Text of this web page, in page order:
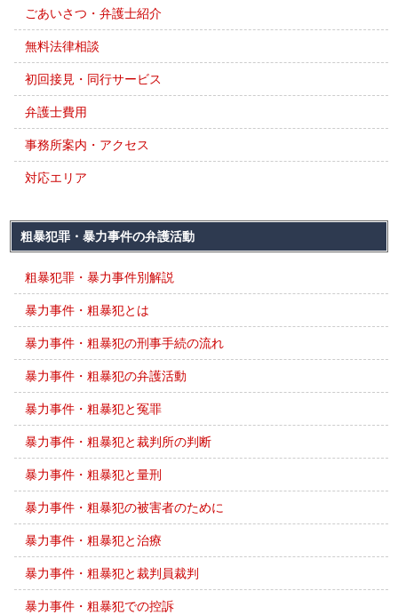
ごあいさつ・弁護士紹介
無料法律相談
初回接見・同行サービス
弁護士費用
事務所案内・アクセス
対応エリア
粗暴犯罪・暴力事件の弁護活動
粗暴犯罪・暴力事件別解説
暴力事件・粗暴犯とは
暴力事件・粗暴犯の刑事手続の流れ
暴力事件・粗暴犯の弁護活動
暴力事件・粗暴犯と冤罪
暴力事件・粗暴犯と裁判所の判断
暴力事件・粗暴犯と量刑
暴力事件・粗暴犯の被害者のために
暴力事件・粗暴犯と治療
暴力事件・粗暴犯と裁判員裁判
暴力事件・粗暴犯での控訴